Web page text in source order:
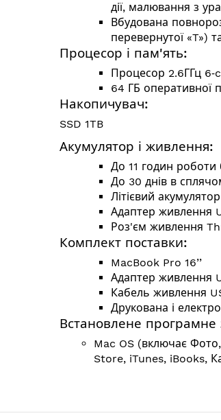
дії, малювання з
Вбудована
перевернутої «T»)
Процесор і пам'ять:
Процесор 2.6ГГц
64 ГБ оперативної
Накопичувач:
SSD 1TB
Акумулятор і живлення:
До 11 годин роботи
До 30 днів в
Літієвий
Адаптер живлення
Роз'єм живлення
Комплект поставки:
MacBook Pro 16’’
Адаптер живлення
Кабель живлення
Друкована і
Встановлене програмне
Mac OS (включає
Store, iTunes, iBooks,